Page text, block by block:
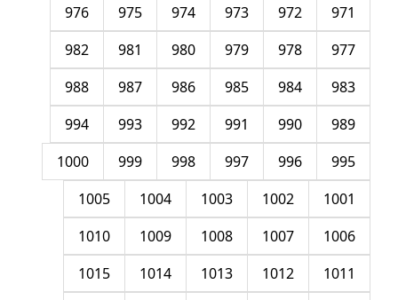
971
972
973
974
975
976
977
978
979
980
981
982
983
984
985
986
987
988
989
990
991
992
993
994
995
996
997
998
999
1000
1001
1002
1003
1004
1005
1006
1007
1008
1009
1010
1011
1012
1013
1014
1015